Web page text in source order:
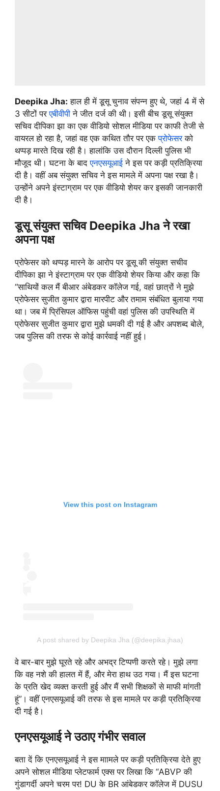
Deepika Jha: हाल ही में डूसू चुनाव संपन्न हुए थे, जहां 4 में से
3 सीटों परएबीवीपीने जीत दर्ज की थी। इसी बीच डूसू संयुक्त
सचिव दीपिका झा का एक वीडियो सोशल मीडिया पर काफी तेजी से
वायरल हो रहा है, जहां वह एक कथित तौर पर एकप्रोफेसरको
थप्पड़ मारते दिख रही है। हालांकि उस दौरान दिल्ली पुलिस भी
मौजूद थी। घटना के बादएनएसयूआईने इस पर कड़ी प्रतिक्रिया
दी है। वहीं अब संयुक्त सचिव ने इस मामले में अपना पक्ष रखा है।
उन्होंने अपने इंस्टाग्राम पर एक वीडियो शेयर कर इसकी जानकारी
दी है।
डूसू संयुक्त सचिव Deepika Jha ने रखा
अपना पक्ष
प्रोफेसर को थप्पड़ मारने के आरोप पर डूसू की संयुक्त सचीव
दीपिका झा ने इंस्टाग्राम पर एक वीडियो शेयर किया और कहा कि
“साथियों कल मैं बीआर अंबेडकर कॉलेज गई, वहां छात्रों ने मुझे
प्रोफेसर सुजीत कुमार द्वारा मारपीट और तमाम संबंधित बुलाया गया
था। जब में प्रिंसिपल ऑफिस पहुंची वहां पुलिस की उपस्थिति में
प्रोफेसर सुजीत कुमार द्वारा मुझे धमकी दी गई है और अपशब्द बोले,
जब पुलिस की तरफ से कोई कार्रवाई नहीं हुई।
View this post on Instagram
A post shared by Deepika Jha (@deepika.jhaa)
वे बार-बार मुझे घूरते रहे और अभद्र टिप्पणी करते रहे। मुझे लगा
कि वह नशे की हालत में हैं, और मेरा हाथ उठ गया। मैं इस घटना
के प्रति खेद व्यक्त करती हुई और मैं सभी शिक्षकों से माफी मांगती
हूं”। वहीं एनएसयूआई की तरफ से इस मामले पर कड़ी प्रतिक्रिया
दी गई है।
एनएसयूआई ने उठाए गंभीर सवाल
बता दें कि एनएसयूआई ने इस माामले पर कड़ी प्रतिक्रिया देते हुए
अपने सोशल मीडिया प्लेटफार्म एक्स पर लिखा कि “ABVP की
गुंडागर्दी अपने चरम पर! DU के BR आंबेडकर कॉलेज में DUSU